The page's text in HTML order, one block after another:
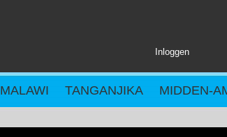
Inloggen
MALAWI TANGANJIKA MIDDEN-